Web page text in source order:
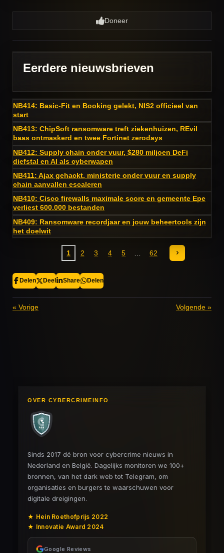
Doneer
Eerdere nieuwsbrieven
NB414: Basic-Fit en Booking gelekt, NIS2 officieel van
start
NB413: ChipSoft ransomware treft ziekenhuizen, REvil
baas ontmaskerd en twee Fortinet zerodays
NB412: Supply chain onder vuur, $280 miljoen DeFi
diefstal en AI als cyberwapen
NB411: Ajax gehackt, ministerie onder vuur en supply
chain aanvallen escaleren
NB410: Cisco firewalls maximale score en gemeente Epe
verliest 600.000 bestanden
NB409: Ransomware recordjaar en jouw beheertools zijn
het doelwit
1 2 3 4 5 62
Delen Deel Share Delen
« Vorige Volgende »
OVER CYBERCRIMEINFO
Sinds 2017 dé bron voor cybercrime nieuws in
Nederland en België. Dagelijks monitoren we 100+
bronnen, van het dark web tot Telegram, om
organisaties en burgers te waarschuwen voor
digitale dreigingen.
★ Hein Roethofprijs 2022
★ Innovatie Award 2024
Google Reviews